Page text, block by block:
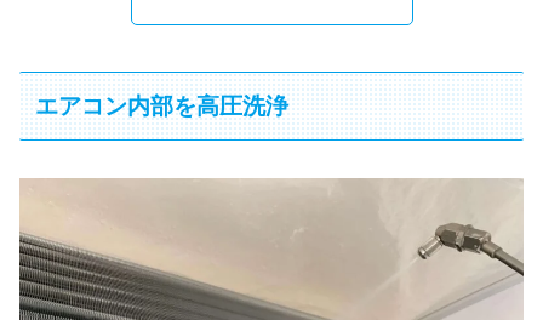
エアコン内部を高圧洗浄